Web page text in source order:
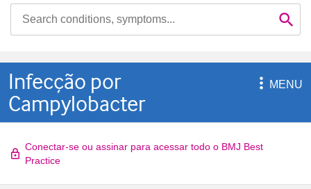

Infecção por
Campylobacter
MENU
Conectar-se ou assinar para acessar todo o BMJ Best
Practice